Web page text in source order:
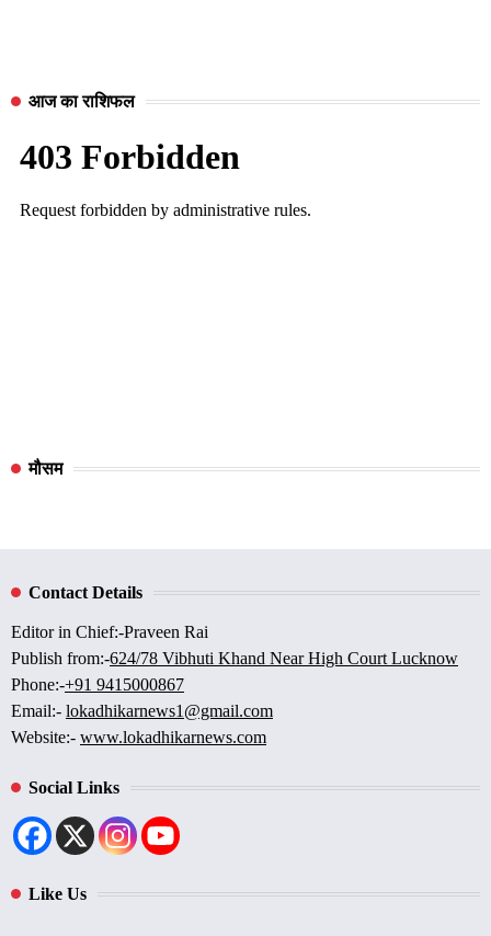
आज का राशिफल
मौसम
Contact Details
Editor in Chief:-Praveen Rai
Publish from:-624/78 Vibhuti Khand Near High Court Lucknow
Phone:-+91 9415000867
Email:- lokadhikarnews1@gmail.com
Website:- www.lokadhikarnews.com
Social Links
Like Us